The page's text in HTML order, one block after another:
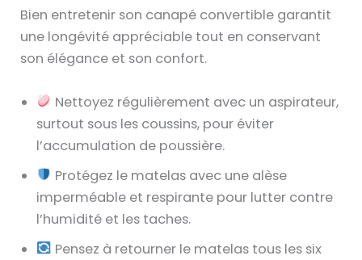
Bien entretenir son canapé convertible garantit
une longévité appréciable tout en conservant
son élégance et son confort.
Nettoyez régulièrement avec un aspirateur,
surtout sous les coussins, pour éviter
l’accumulation de poussière.
Protégez le matelas avec une alèse
imperméable et respirante pour lutter contre
l’humidité et les taches.
Pensez à retourner le matelas tous les six